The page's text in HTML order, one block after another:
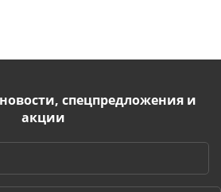
спецпредложения и
акции